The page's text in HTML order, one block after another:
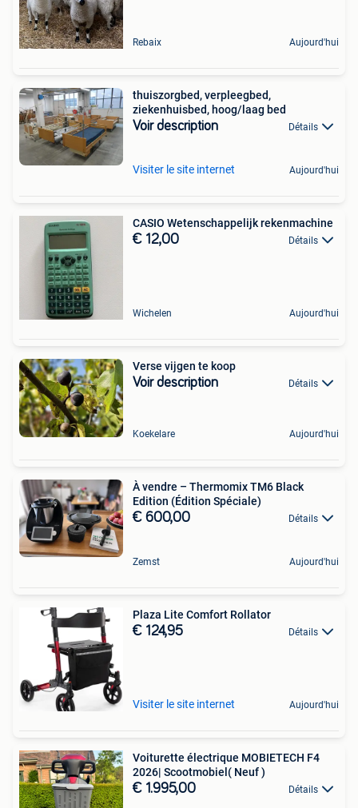
Rebaix Aujourd'hui
thuiszorgbed, verpleegbed,
ziekenhuisbed, hoog/laag bed
Voir description Détails
Visiter le site internet Aujourd'hui
CASIO Wetenschappelijk rekenmachine
€ 12,00 Détails
Wichelen Aujourd'hui
Verse vijgen te koop
Voir description Détails
Koekelare Aujourd'hui
À vendre – Thermomix TM6 Black
Edition (Édition Spéciale)
€ 600,00 Détails
Zemst Aujourd'hui
Plaza Lite Comfort Rollator
€ 124,95 Détails
Visiter le site internet Aujourd'hui
Voiturette électrique MOBIETECH F4
2026| Scootmobiel( Neuf )
€ 1.995,00 Détails